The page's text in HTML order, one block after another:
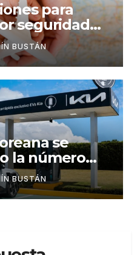
para
seguridad
Ecuador
BUSTÁN
se
la número
vehículos
BUSTÁN